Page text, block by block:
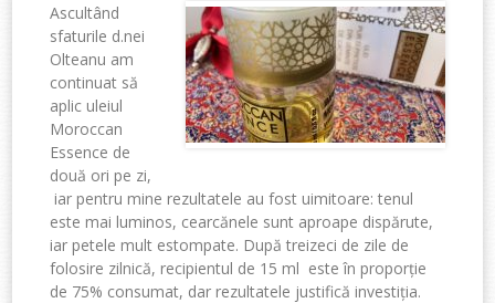
Ascultând
sfaturile d.nei
Olteanu am
continuat să
aplic uleiul
Moroccan
Essence de
două ori pe zi,
iar pentru mine rezultatele au fost uimitoare: tenul
este mai luminos, cearcănele sunt aproape dispărute,
iar petele mult estompate. După treizeci de zile de
folosire zilnică, recipientul de 15 ml este în proporție
de 75% consumat, dar rezultatele justifică investiția.